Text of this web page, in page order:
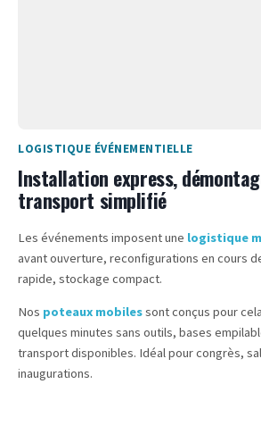
LOGISTIQUE ÉVÉNEMENTIELLE
Installation express,
transport simplifié
Les événements imposent une logistique
avant ouverture, reconfigurations en cours
rapide, stockage compact.
Nos poteaux mobilessont conçus pour
quelques minutes sans outils, bases
transport disponibles. Idéal pour congrès,
inaugurations.